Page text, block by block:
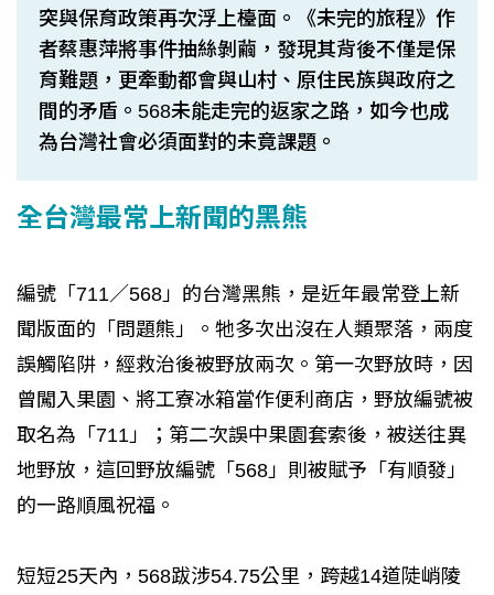
突與保育政策再次浮上檯面。《未完的旅程》作
者蔡惠萍將事件抽絲剝繭，發現其背後不僅是保
育難題，更牽動都會與山村、原住民族與政府之
間的矛盾。568未能走完的返家之路，如今也成
為台灣社會必須面對的未竟課題。
全台灣最常上新聞的黑熊
編號「711／568」的台灣黑熊，是近年最常登上新
聞版面的「問題熊」。牠多次出沒在人類聚落，兩度
誤觸陷阱，經救治後被野放兩次。第一次野放時，因
曾闖入果園、將工寮冰箱當作便利商店，野放編號被
取名為「711」；第二次誤中果園套索後，被送往異
地野放，這回野放編號「568」則被賦予「有順發」
的一路順風祝福。
短短25天內，568跋涉54.75公里，跨越14道陡峭陵